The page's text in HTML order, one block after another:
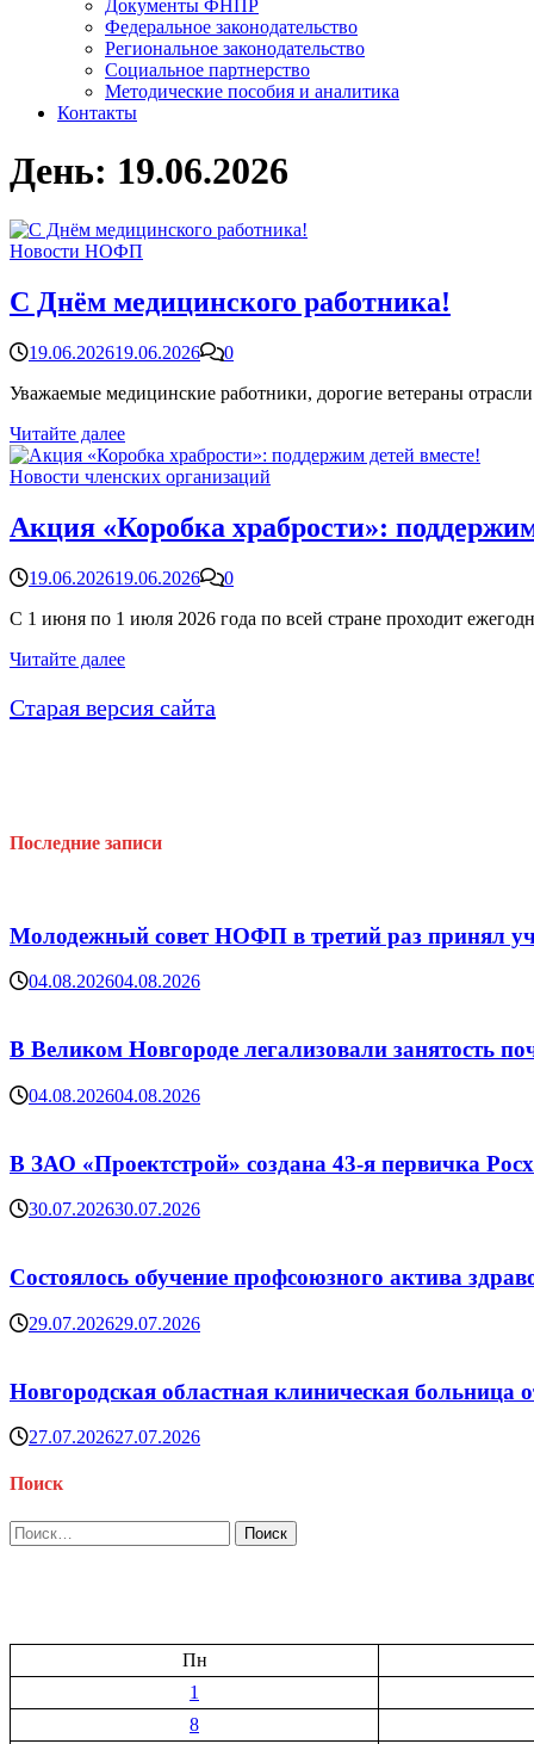
Документы ФНПР
Федеральное законодательство
Региональное законодательство
Социальное партнерство
Методические пособия и аналитика
Контакты
День: 19.06.2026
Новости НОФП
С Днём медицинского работника!
19.06.202619.06.2026
0
Уважаемые медицинские работники, дорогие ветераны
С
Днём
медицинского
Читайте далее
Новости членских организаций
Акция «Коробка храбрости»:
19.06.202619.06.2026
0
С 1 июня по 1 июля 2026 года по всей стране проходит
Акция
храбрости»:
поддержим
Читайте далее
Старая версия сайта
Последние записи
Молодежный совет НОФП в третий раз принял
04.08.202604.08.2026
В Великом Новгороде легализовали занятость
04.08.202604.08.2026
В ЗАО «Проектстрой» создана 43-я первичка
30.07.202630.07.2026
Состоялось обучение профсоюзного актива
29.07.202629.07.2026
Новгородская областная клиническая больница
27.07.202627.07.2026
Поиск
Найти:
Пн
1
8